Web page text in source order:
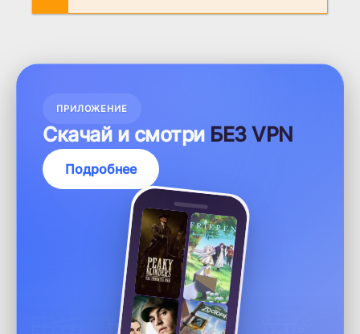
ПРИЛОЖЕНИЕ
Скачай и смотри БЕЗ VPN
Подробнее